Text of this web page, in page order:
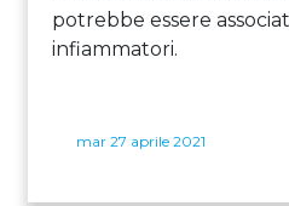
potrebbe essere
infiammatori.
mar 27 aprile 2021